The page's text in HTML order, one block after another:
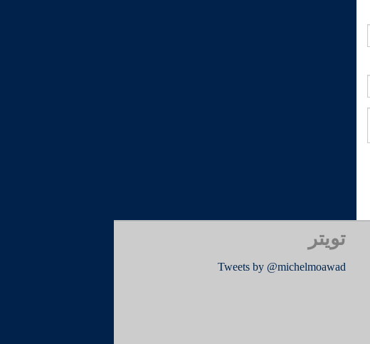
تويتر
Tweets by @michelmoawad